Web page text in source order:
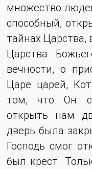
множество
способный,
тайнах Царства,
Царства
вечности, о
Царе царей,
том, что Он
открыть нам
дверь была
Господь смог
был крест.